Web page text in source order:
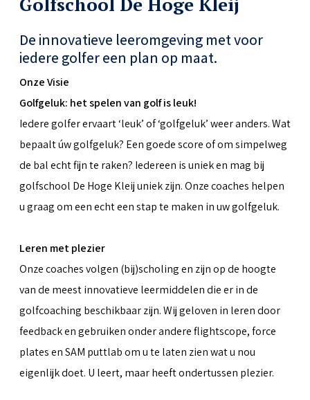
De innovatieve leeromgeving met voor
iedere golfer een plan op maat.
Onze Visie
Golfgeluk: het spelen van golf is leuk!
Iedere golfer ervaart ‘leuk’ of ‘golfgeluk’ weer anders. Wat
bepaalt úw golfgeluk? Een goede score of om simpelweg
de bal echt fijn te raken? Iedereen is uniek en mag bij
golfschool De Hoge Kleij uniek zijn. Onze coaches helpen
u graag om een echt een stap te maken in uw golfgeluk.
Leren met plezier
Onze coaches volgen (bij)scholing en zijn op de hoogte
van de meest innovatieve leermiddelen die er in de
golfcoaching beschikbaar zijn. Wij geloven in leren door
feedback en gebruiken onder andere flightscope, force
plates en SAM puttlab om u te laten zien wat u nou
eigenlijk doet. U leert, maar heeft ondertussen plezier.